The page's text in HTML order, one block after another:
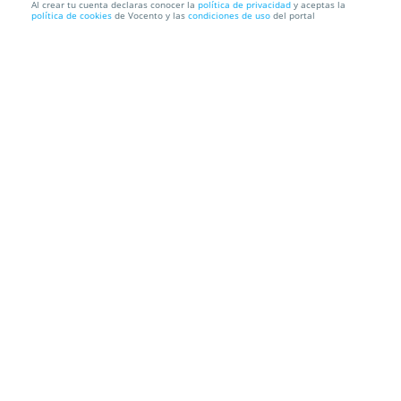
¡Región de Murcia Gastronómica 2023!
Al crear tu cuenta declaras conocer la política de privacidad y aceptas la
política de cookies de Vocento y las condiciones de uso del portal